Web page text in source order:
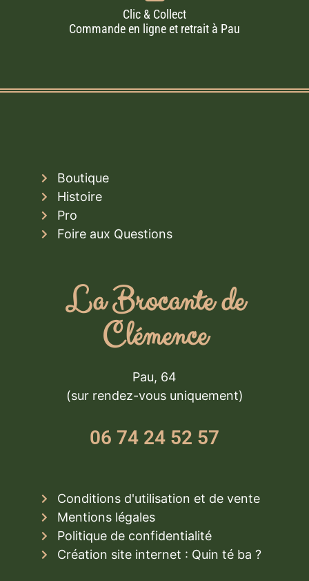
Clic & Collect
Commande en ligne et retrait à Pau
Boutique
Histoire
Pro
Foire aux Questions
La Brocante de
Clémence
Pau, 64
(sur rendez-vous uniquement)
06 74 24 52 57
Conditions d'utilisation et de vente
Mentions légales
Politique de confidentialité
Création site internet : Quin té ba ?